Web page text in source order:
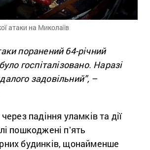
атаки на Миколаїв
поранений 64-річний
госпіталізовано. Наразі
задовільний”, –
падіння уламків та дії
пошкоджені пʼять
будинків, щонайменше